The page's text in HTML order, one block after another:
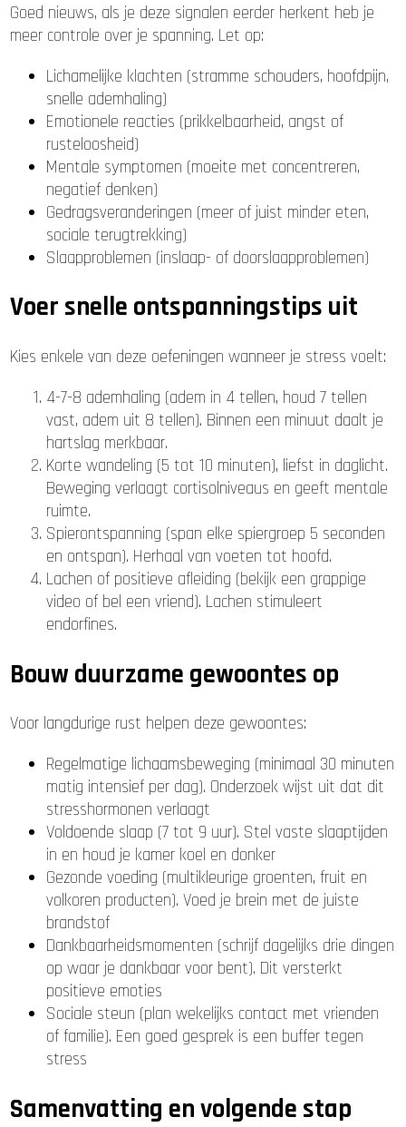
Goed nieuws, als je deze signalen eerder herkent heb je
meer controle over je spanning. Let op:
Lichamelijke klachten (stramme schouders, hoofdpijn,
snelle ademhaling)
Emotionele reacties (prikkelbaarheid, angst of
rusteloosheid)
Mentale symptomen (moeite met concentreren,
negatief denken)
Gedragsveranderingen (meer of juist minder eten,
sociale terugtrekking)
Slaapproblemen (inslaap- of doorslaapproblemen)
Voer snelle ontspanningstips uit
Kies enkele van deze oefeningen wanneer je stress voelt:
4-7-8 ademhaling (adem in 4 tellen, houd 7 tellen
vast, adem uit 8 tellen). Binnen een minuut daalt je
hartslag merkbaar.
Korte wandeling (5 tot 10 minuten), liefst in daglicht.
Beweging verlaagt cortisolniveaus en geeft mentale
ruimte.
Spierontspanning (span elke spiergroep 5 seconden
en ontspan). Herhaal van voeten tot hoofd.
Lachen of positieve afleiding (bekijk een grappige
video of bel een vriend). Lachen stimuleert
endorfines.
Bouw duurzame gewoontes op
Voor langdurige rust helpen deze gewoontes:
Regelmatige lichaamsbeweging (minimaal 30 minuten
matig intensief per dag). Onderzoek wijst uit dat dit
stresshormonen verlaagt
Voldoende slaap (7 tot 9 uur). Stel vaste slaaptijden
in en houd je kamer koel en donker
Gezonde voeding (multikleurige groenten, fruit en
volkoren producten). Voed je brein met de juiste
brandstof
Dankbaarheidsmomenten (schrijf dagelijks drie dingen
op waar je dankbaar voor bent). Dit versterkt
positieve emoties
Sociale steun (plan wekelijks contact met vrienden
of familie). Een goed gesprek is een buffer tegen
stress
Samenvatting en volgende stap